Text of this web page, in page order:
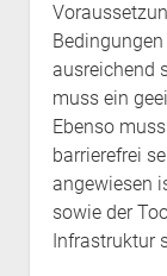
ausreichend
muss ein
Ebenso
barrierefrei
angewiesen
sowie der
Infrastruktur